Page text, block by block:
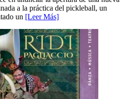
a la práctica del pickleball, un
un [Leer Más]